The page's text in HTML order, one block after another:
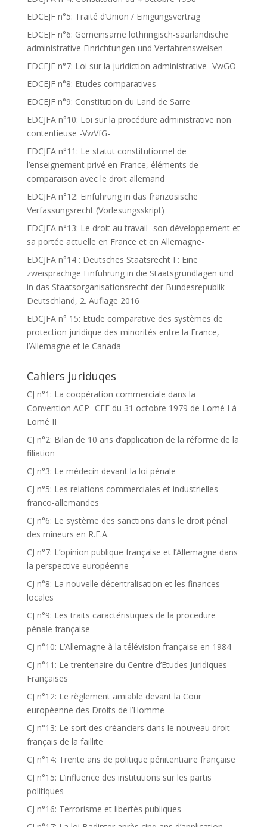
EDCEJF n°5: Traité d’Union / Einigungsvertrag
EDCEJF n°6: Gemeinsame lothringisch-saarländische
administrative Einrichtungen und Verfahrensweisen
EDCEJF n°7: Loi sur la juridiction administrative -VwGO-
EDCEJF n°8: Etudes comparatives
EDCEJF n°9: Constitution du Land de Sarre
EDCJFA n°10: Loi sur la procédure administrative non
contentieuse -VwVfG-
EDCJFA n°11: Le statut constitutionnel de
l’enseignement privé en France, éléments de
comparaison avec le droit allemand
EDCJFA n°12: Einführung in das französische
Verfassungsrecht (Vorlesungsskript)
EDCJFA n°13: Le droit au travail -son développement et
sa portée actuelle en France et en Allemagne-
EDCJFA n°14 : Deutsches Staatsrecht I : Eine
zweisprachige Einführung in die Staatsgrundlagen und
in das Staatsorganisationsrecht der Bundesrepublik
Deutschland, 2. Auflage 2016
EDCJFA n° 15: Etude comparative des systèmes de
protection juridique des minorités entre la France,
l’Allemagne et le Canada
Cahiers juriduqes
CJ n°1: La coopération commerciale dans la
Convention ACP- CEE du 31 octobre 1979 de Lomé I à
Lomé II
CJ n°2: Bilan de 10 ans d’application de la réforme de la
filiation
CJ n°3: Le médecin devant la loi pénale
CJ n°5: Les relations commerciales et industrielles
franco-allemandes
CJ n°6: Le système des sanctions dans le droit pénal
des mineurs en R.F.A.
CJ n°7: L’opinion publique française et l’Allemagne dans
la perspective européenne
CJ n°8: La nouvelle décentralisation et les finances
locales
CJ n°9: Les traits caractéristiques de la procedure
pénale française
CJ n°10: L’Allemagne à la télévision française en 1984
CJ n°11: Le trentenaire du Centre d’Etudes Juridiques
Françaises
CJ n°12: Le règlement amiable devant la Cour
européenne des Droits de l’Homme
CJ n°13: Le sort des créanciers dans le nouveau droit
français de la faillite
CJ n°14: Trente ans de politique pénitentiaire française
CJ n°15: L’influence des institutions sur les partis
politiques
CJ n°16: Terrorisme et libertés publiques